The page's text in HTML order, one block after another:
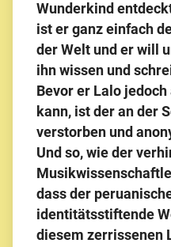
Wunderkind
ist er ganz einfach
der Welt und er will
ihn wissen und
Bevor er Lalo
kann, ist der an der
verstorben und
Und so, wie der
dass der
identitätsstiftende
diesem zerrissenen